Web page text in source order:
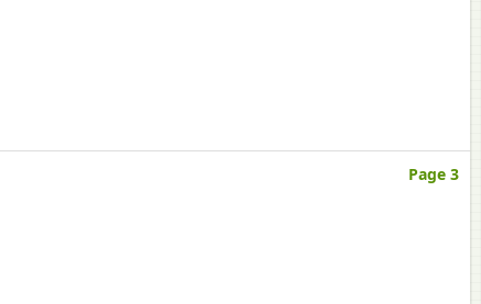
Page 3